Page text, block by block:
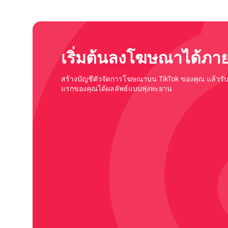
เริ่มต้นลงโฆษณาได้ภา
สร้างบัญชีตัวจัดการโฆษณาบน TikTok ของคุณ แล้วรั
แรกของคุณได้ผลลัพธ์แบบพุ่งทะยาน